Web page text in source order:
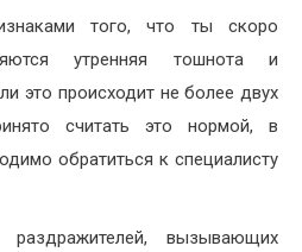
того, что ты скоро
утренняя тошнота и
это происходит не более двух
считать это нормой, в
обратиться к специалисту
вызывающих